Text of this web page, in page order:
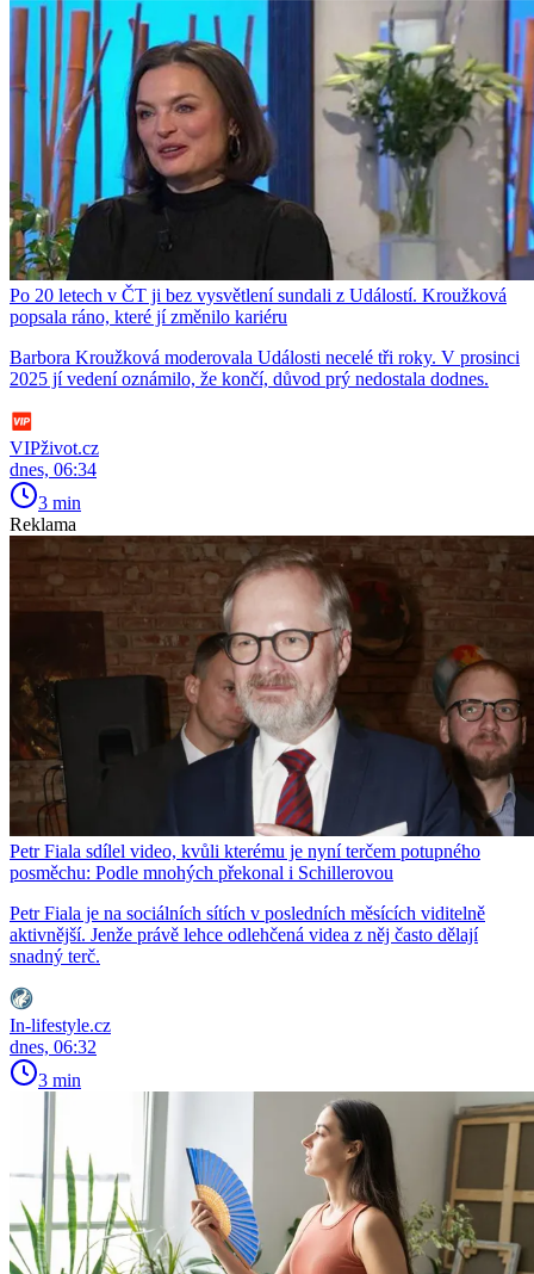
Po 20 letech v ČT ji bez vysvětlení sundali z Událostí. Kroužková
popsala ráno, které jí změnilo kariéru
Barbora Kroužková moderovala Události necelé tři roky. V prosinci
2025 jí vedení oznámilo, že končí, důvod prý nedostala dodnes.
VIPživot.cz
dnes, 06:34
3 min
Reklama
Petr Fiala sdílel video, kvůli kterému je nyní terčem potupného
posměchu: Podle mnohých překonal i Schillerovou
Petr Fiala je na sociálních sítích v posledních měsících viditelně
aktivnější. Jenže právě lehce odlehčená videa z něj často dělají
snadný terč.
In-lifestyle.cz
dnes, 06:32
3 min